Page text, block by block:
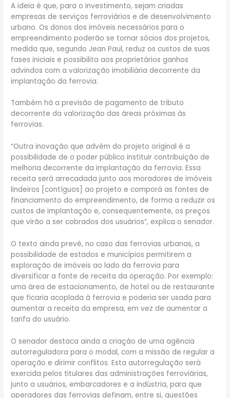
A ideia é que, para o investimento, sejam criadas
empresas de serviços ferroviários e de desenvolvimento
urbano. Os donos dos imóveis necessários para o
empreendimento poderão se tornar sócios dos projetos,
medida que, segundo Jean Paul, reduz os custos de suas
fases iniciais e possibilita aos proprietários ganhos
advindos com a valorização imobiliária decorrente da
implantação da ferrovia.
Também há a previsão de pagamento de tributo
decorrente da valorização das áreas próximas às
ferrovias.
“Outra inovação que advém do projeto original é a
possibilidade de o poder público instituir contribuição de
melhoria decorrente da implantação da ferrovia. Essa
receita será arrecadada junto aos moradores de imóveis
lindeiros [contíguos] ao projeto e comporá as fontes de
financiamento do empreendimento, de forma a reduzir os
custos de implantação e, consequentemente, os preços
que virão a ser cobrados dos usuários”, explica o senador.
O texto ainda prevê, no caso das ferrovias urbanas, a
possibilidade de estados e municípios permitirem a
exploração de imóveis ao lado da ferrovia para
diversificar a fonte de receita da operação. Por exemplo:
uma área de estacionamento, de hotel ou de restaurante
que ficaria acoplada à ferrovia e poderia ser usada para
aumentar a receita da empresa, em vez de aumentar a
tarifa do usuário.
O senador destaca ainda a criação de uma agência
autorreguladora para o modal, com a missão de regular a
operação e dirimir conflitos. Esta autorregulação será
exercida pelos titulares das administrações ferroviárias,
junto a usuários, embarcadores e a indústria, para que
operadores das ferrovias definam, entre si, questões